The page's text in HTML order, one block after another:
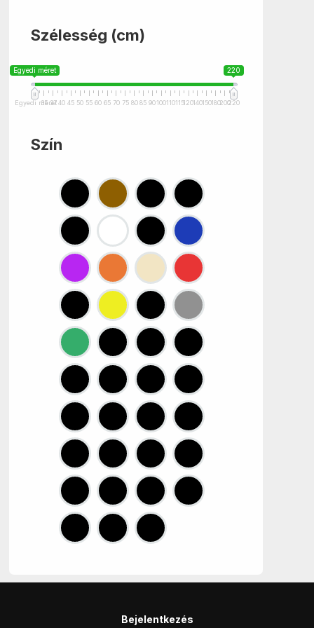
Szélesség (cm)
Egyedi méret 220
Egyedi méret
35 37 40 45 50 55 60 65 70 75 80 85 90100110115120140150180200220
Szín
Bejelentkezés